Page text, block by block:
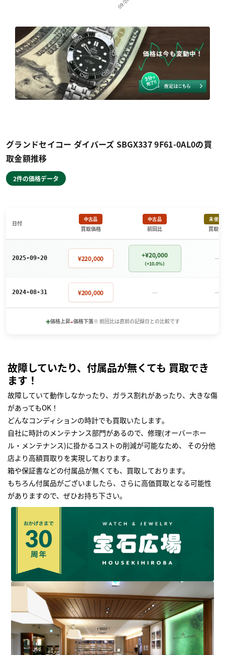
グランドセイコー ダイバーズ SBGX337 9F61-0AL0の買
取金額推移
2件の価格データ
日付
中古品
買取価格
中古品
前回比
未使用
買取価
2025-09-20 ¥220,000 +¥20,000
（+10.0%） －
2024-08-31 ¥200,000 － －
+価格上昇-価格下落※ 前回比は直前の記録日との比較です
故障していたり、付属品が無くても 買取でき
ます！
故障していて動作しなかったり、ガラス割れがあったり、大きな傷
があってもOK！
どんなコンディションの時計でも買取いたします｡
自社に時計のメンテナンス部門があるので、修理(オーバーホー
ル・メンテナンス)に掛かるコストの削減が可能なため、 その分他
店より高額買取りを実現しております｡
箱や保証書などの付属品が無くても、買取しております。
もちろん付属品がございましたら、さらに高価買取となる可能性
がありますので、ぜひお持ち下さい｡